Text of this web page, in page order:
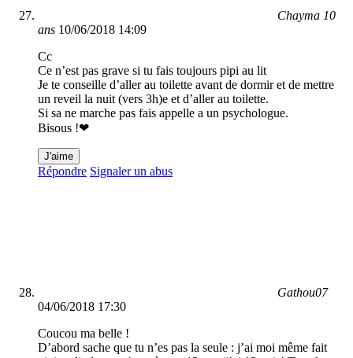
Chayma 10
ans 10/06/2018 14:09
Cc
Ce n’est pas grave si tu fais toujours pipi au lit
Je te conseille d’aller au toilette avant de dormir et de mettre
un reveil la nuit (vers 3h)e et d’aller au toilette.
Si sa ne marche pas fais appelle a un psychologue.
Bisous !❤
J'aime
Répondre Signaler un abus
Gathou07
04/06/2018 17:30
Coucou ma belle !
D’abord sache que tu n’es pas la seule : j’ai moi même fait